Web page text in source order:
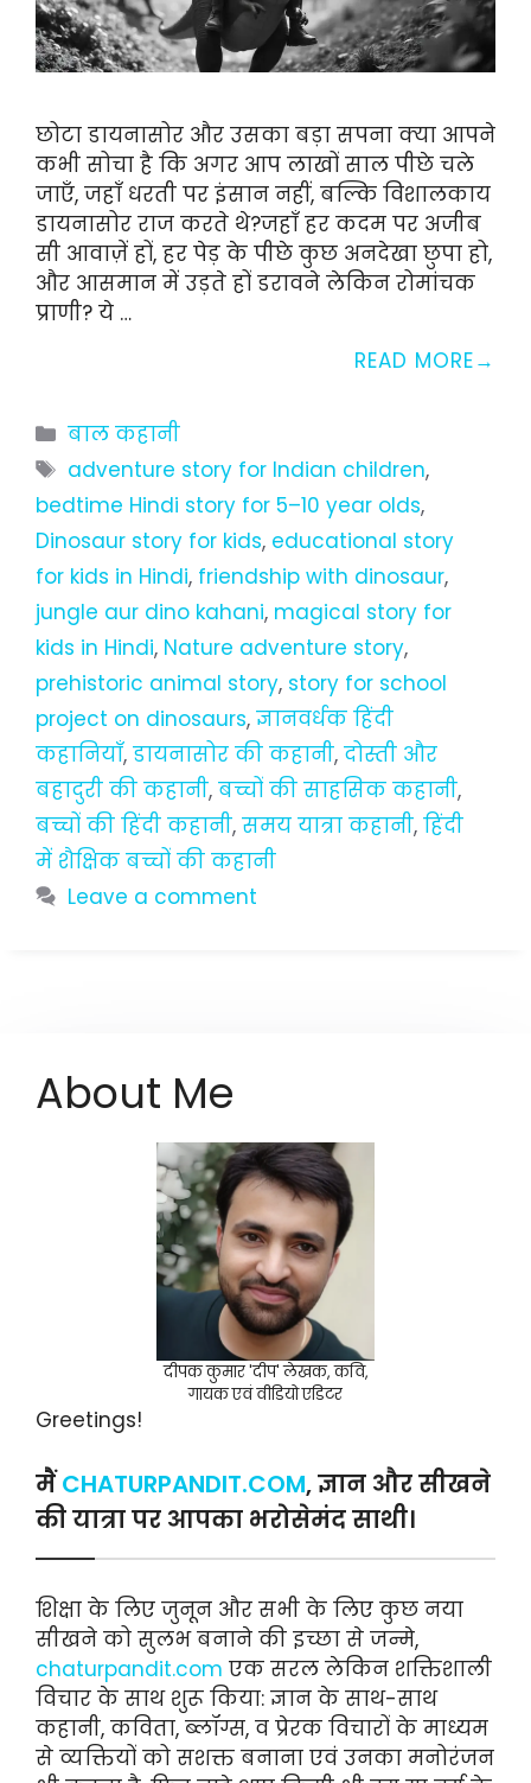
छोटा डायनासोर और उसका बड़ा सपना क्या आपने
कभी सोचा है कि अगर आप लाखों साल पीछे चले
जाएँ, जहाँ धरती पर इंसान नहीं, बल्कि विशालकाय
डायनासोर राज करते थे?जहाँ हर कदम पर अजीब
सी आवाज़ें हों, हर पेड़ के पीछे कुछ अनदेखा छुपा हो,
और आसमान में उड़ते हों डरावने लेकिन रोमांचक
प्राणी? ये …
READ MORE
Categories
बाल कहानी
Tags
adventure story for Indian children,
bedtime Hindi story for 5–10 year olds,
Dinosaur story for kids, educational story
for kids in Hindi, friendship with dinosaur,
jungle aur dino kahani, magical story for
kids in Hindi, Nature adventure story,
prehistoric animal story, story for school
project on dinosaurs, ज्ञानवर्धक हिंदी
कहानियाँ, डायनासोर की कहानी, दोस्ती और
बहादुरी की कहानी, बच्चों की साहसिक कहानी,
बच्चों की हिंदी कहानी, समय यात्रा कहानी, हिंदी
में शैक्षिक बच्चों की कहानी
Leave a comment
About Me
दीपक कुमार 'दीप' लेखक, कवि,
गायक एवं वीडियो एडिटर
Greetings!
मैंCHATURPANDIT.COM, ज्ञान और सीखने
की यात्रा पर आपका भरोसेमंद साथी।
शिक्षा के लिए जुनून और सभी के लिए कुछ नया
सीखने को सुलभ बनाने की इच्छा से जन्मे,
chaturpandit.com एक सरल लेकिन शक्तिशाली
विचार के साथ शुरू किया: ज्ञान के साथ-साथ
कहानी, कविता, ब्लॉग्स, व प्रेरक विचारों के माध्यम
से व्यक्तियों को सशक्त बनाना एवं उनका मनोरंजन